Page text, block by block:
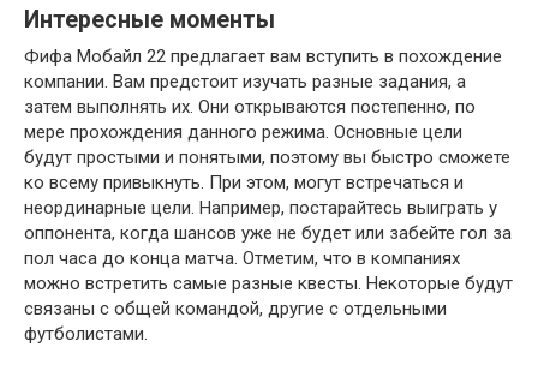
Интересные моменты
Фифа Мобайл 22 предлагает вам вступить в похождение
компании. Вам предстоит изучать разные задания, а
затем выполнять их. Они открываются постепенно, по
мере прохождения данного режима. Основные цели
будут простыми и понятыми, поэтому вы быстро сможете
ко всему привыкнуть. При этом, могут встречаться и
неординарные цели. Например, постарайтесь выиграть у
оппонента, когда шансов уже не будет или забейте гол за
пол часа до конца матча. Отметим, что в компаниях
можно встретить самые разные квесты. Некоторые будут
связаны с общей командой, другие с отдельными
футболистами.